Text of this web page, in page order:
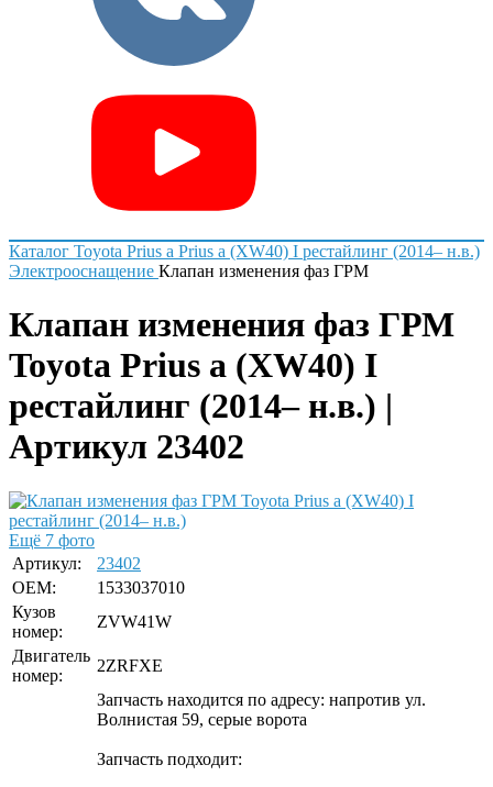
Каталог Toyota Prius a Prius a (XW40) I рестайлинг (2014– н.в.)
Электрооснащение Клапан изменения фаз ГРМ
Клапан изменения фаз ГРМ
Toyota Prius a (XW40) I
рестайлинг (2014– н.в.) |
Артикул 23402
Ещё 7 фото
Артикул:
23402
OEM:
1533037010
Кузов
номер:
ZVW41W
Двигатель
номер:
2ZRFXE
Запчасть находится по адресу: напротив ул.
Волнистая 59, серые ворота
Запчасть подходит: